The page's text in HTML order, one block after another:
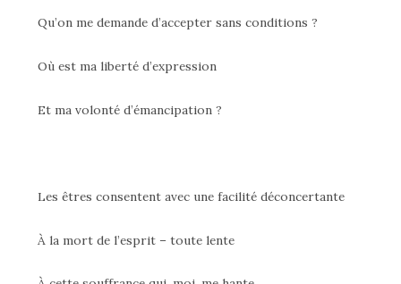
Qu’on me demande d’accepter sans conditions ?
Où est ma liberté d’expression
Et ma volonté d’émancipation ?
Les êtres consentent avec une facilité déconcertante
À la mort de l’esprit – toute lente